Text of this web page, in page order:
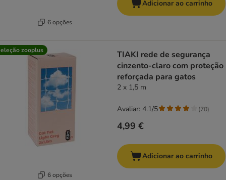
6 opções
Adicionar ao carrinho
zooplus
6 opções
TIAKI rede de segurança
cinzento-claro com proteção
reforçada para gatos
2 x 1,5 m
4,99 €
Avaliar: 4.1/5 (70)
Adicionar ao carrinho